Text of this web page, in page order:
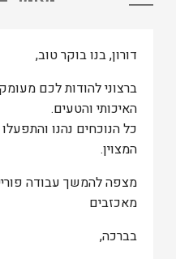
דורון, בנו בוקר טוב,
ברצוני להודות לכם
האיכותי והטעים.
כל הנוכחים נהנו
המצוין.
מצפה להמשך עבודה
מאכזבים
בברכה,